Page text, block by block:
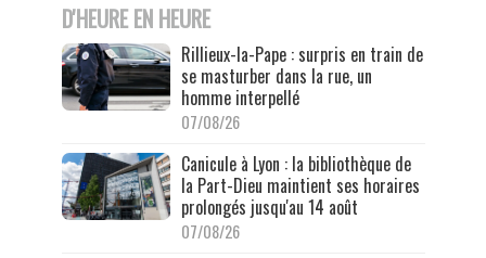
D'HEURE EN HEURE
Rillieux-la-Pape : surpris en train de
se masturber dans la rue, un
homme interpellé
07/08/26
Canicule à Lyon : la bibliothèque de
la Part-Dieu maintient ses horaires
prolongés jusqu'au 14 août
07/08/26